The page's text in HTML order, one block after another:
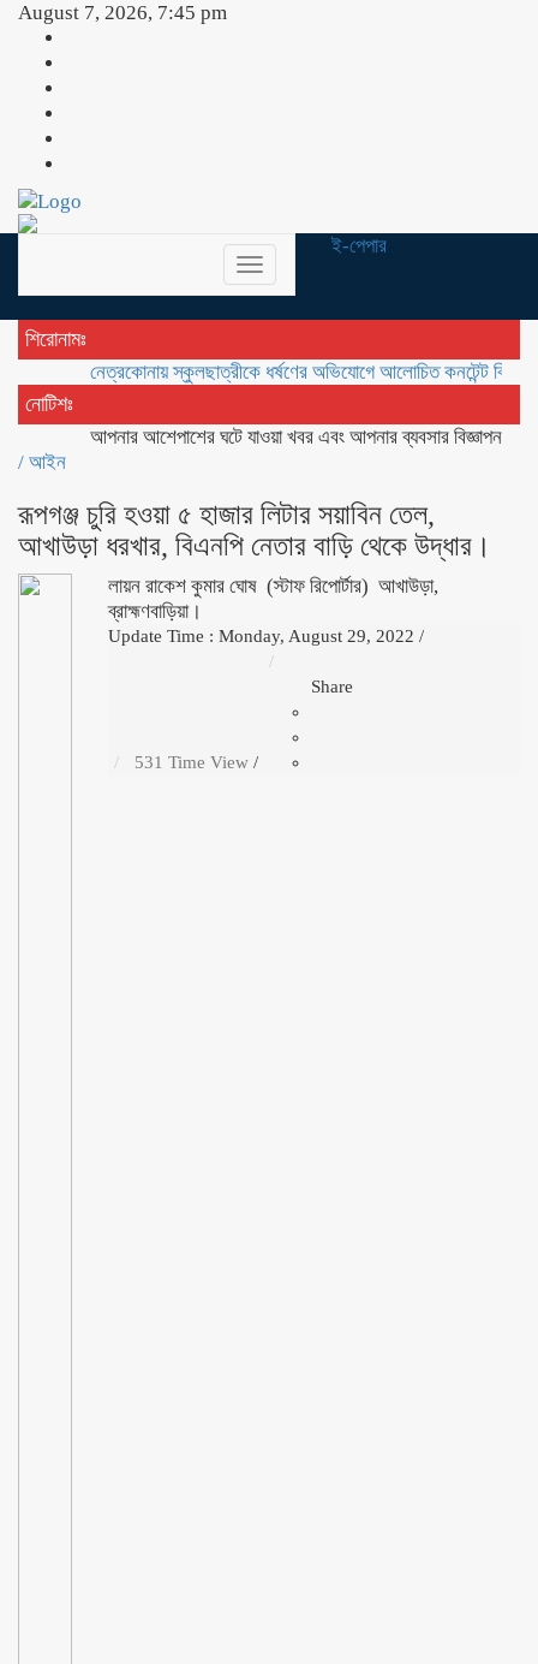
August 7, 2026, 7:45 pm
Toggle
navigation
ই-পেপার
শিরোনামঃ
নেত্রকোনায় স্কুলছাত্রীকে ধর্ষণের অভিযোগে আলোচিত কনটেন্ট ক্রিয়েটর
নোটিশঃ
আপনার আশেপাশের ঘটে যাওয়া খবর এবং আপনার ব্যবসার বিজ্ঞাপন প্রচারের
/ আইন
রূপগঞ্জ চুরি হওয়া ৫ হাজার লিটার সয়াবিন তেল,
আখাউড়া ধরখার, বিএনপি নেতার বাড়ি থেকে উদ্ধার।
লায়ন রাকেশ কুমার ঘোষ (স্টাফ রিপোর্টার) আখাউড়া,
ব্রাহ্মণবাড়িয়া।
Update Time : Monday, August 29, 2022 /
531 Time View/
Share